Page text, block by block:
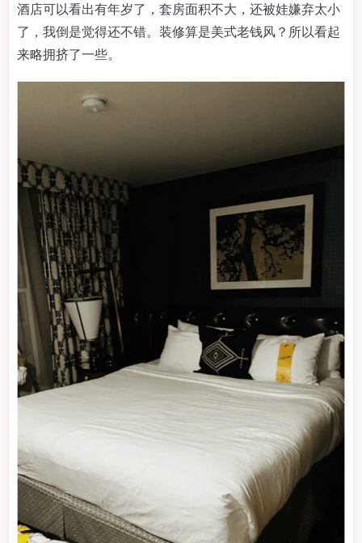
酒店可以看出有年岁了，套房面积不大，还被娃嫌弃太小
了，我倒是觉得还不错。装修算是美式老钱风？所以看起
来略拥挤了一些。